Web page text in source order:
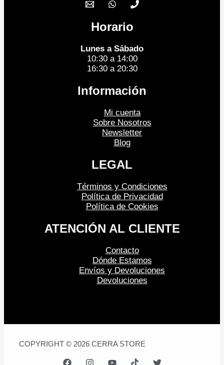
Horario
Lunes a Sábado
10:30 a 14:00
16:30 a 20:30
Información
Mi cuenta
Sobre Nosotros
Newsletter
Blog
LEGAL
Términos y Condiciones
Política de Privacidad
Política de Cookies
ATENCIÓN AL CLIENTE
Contacto
Dónde Estamos
Envíos y Devoluciones
Devoluciones
COPYRIGHT © 2026 CERRA STORE